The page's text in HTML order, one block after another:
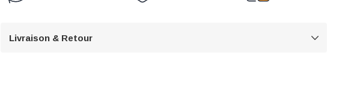
Livraison & Retour 